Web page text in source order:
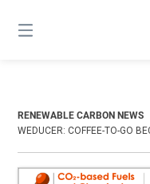
content
RENEWABLE CARBON NEWS
WEDUCER: COFFEE-TO-GO